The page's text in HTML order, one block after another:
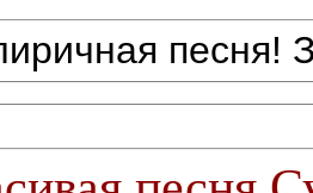
песня!